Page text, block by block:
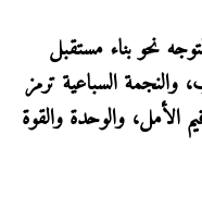
نحو بناء مستقبل
السباعية ترمز
الأمل، والوحدة والقوة